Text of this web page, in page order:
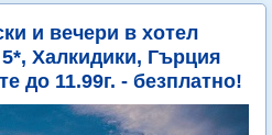
и вечери в хотел
Халкидики, Гърция
до 11.99г. - безплатно!